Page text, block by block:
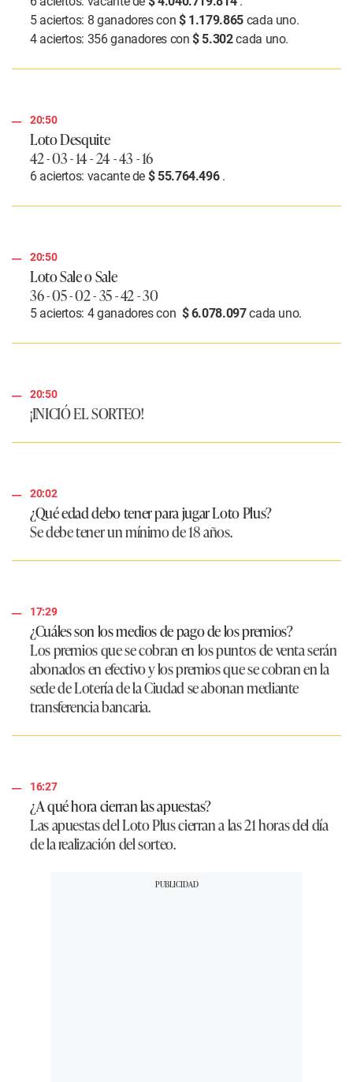
5 aciertos: 8 ganadores con $ 1.179.865cada uno.
4 aciertos: 356 ganadores con$ 5.302cada uno.
20:50
Loto Desquite
42 - 03 - 14 - 24 - 43 - 16
6 aciertos: vacante de $ 55.764.496.
20:50
Loto Sale o Sale
36 - 05 - 02 - 35 - 42 - 30
5 aciertos: 4 ganadores con $ 6.078.097cada uno.
20:50
¡INICIÓ EL SORTEO!
20:02
¿Qué edad debo tener para jugar Loto Plus?
Se debe tener un mínimo de 18 años.
17:29
¿Cuáles son los medios de pago de los premios?
Los premios que se cobran en los puntos de venta serán
abonados en efectivo y los premios que se cobran en la
sede de Lotería de la Ciudad se abonan mediante
transferencia bancaria.
16:27
¿A qué hora cierran las apuestas?
Las apuestas del Loto Plus cierran a las 21 horas del día
de la realización del sorteo.